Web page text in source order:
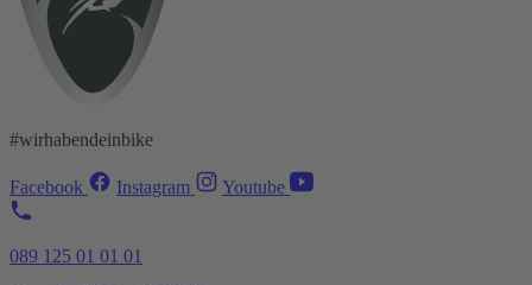
#wirhabendeinbike
Facebook Instagram Youtube
089 125 01 01 01